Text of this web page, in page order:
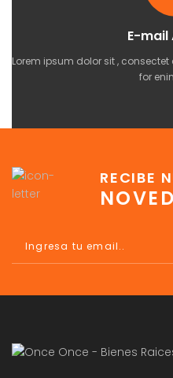
E-mail
Lorem ipsum dolor sit ,
for
RECIBE